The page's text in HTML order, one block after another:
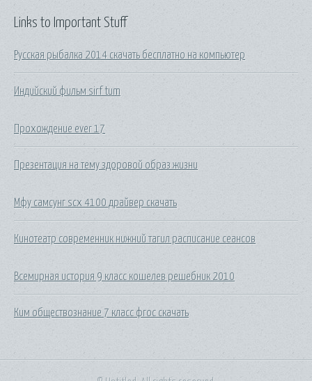
Links to Important Stuff
Русская рыбалка 2014 скачать бесплатно на компьютер
Индийский фильм sirf tum
Прохождение ever 17
Презентация на тему здоровой образ жизни
Мфу самсунг scx 4100 драйвер скачать
Кинотеатр современник нижний тагил расписание сеансов
Всемирная история 9 класс кошелев решебник 2010
Ким обществознание 7 класс фгос скачать